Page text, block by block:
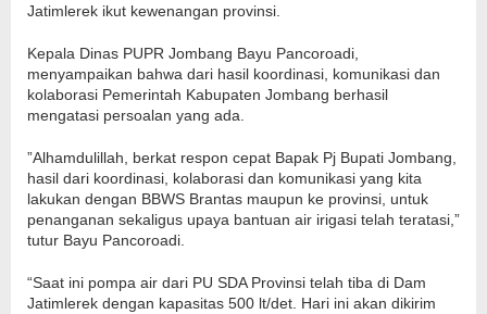
Jatimlerek ikut kewenangan provinsi.
Kepala Dinas PUPR Jombang Bayu Pancoroadi,
menyampaikan bahwa dari hasil koordinasi, komunikasi dan
kolaborasi Pemerintah Kabupaten Jombang berhasil
mengatasi persoalan yang ada.
”Alhamdulillah, berkat respon cepat Bapak Pj Bupati Jombang,
hasil dari koordinasi, kolaborasi dan komunikasi yang kita
lakukan dengan BBWS Brantas maupun ke provinsi, untuk
penanganan sekaligus upaya bantuan air irigasi telah teratasi,”
tutur Bayu Pancoroadi.
“Saat ini pompa air dari PU SDA Provinsi telah tiba di Dam
Jatimlerek dengan kapasitas 500 lt/det. Hari ini akan dikirim